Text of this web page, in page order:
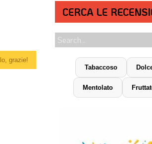
grazie!
CERCA LE
Tabaccoso
Mentolato